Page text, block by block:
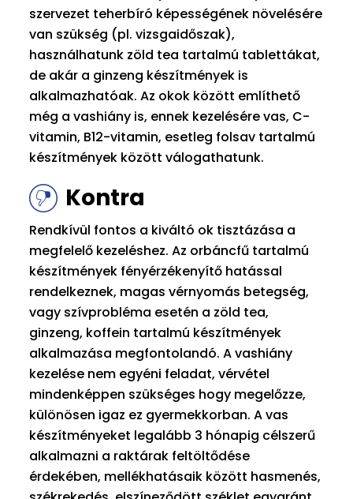
szervezet teherbíró képességének növelésére
van szükség (pl. vizsgaidőszak),
használhatunk zöld tea tartalmú tablettákat,
de akár a ginzeng készítmények is
alkalmazhatóak. Az okok között említhető
még a vashiány is, ennek kezelésére vas, C-
vitamin, B12-vitamin, esetleg folsav tartalmú
készítmények között válogathatunk.
Kontra
Rendkívül fontos a kiváltó ok tisztázása a
megfelelő kezeléshez. Az orbáncfű tartalmú
készítmények fényérzékenyítő hatással
rendelkeznek, magas vérnyomás betegség,
vagy szívprobléma esetén a zöld tea,
ginzeng, koffein tartalmú készítmények
alkalmazása megfontolandó. A vashiány
kezelése nem egyéni feladat, vérvétel
mindenképpen szükséges hogy megelőzze,
különösen igaz ez gyermekkorban. A vas
készítményeket legalább 3 hónapig célszerű
alkalmazni a raktárak feltöltődése
érdekében, mellékhatásaik között hasmenés,